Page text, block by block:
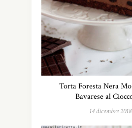
Torta Foresta Nera
Bavarese al
14 dicembre 2018